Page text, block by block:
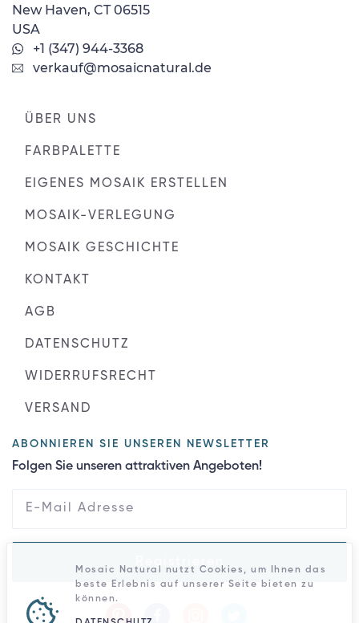
New Haven, CT 06515
USA
+1 (347) 944-3368
verkauf@mosaicnatural.de
ÜBER UNS
FARBPALETTE
EIGENES MOSAIK ERSTELLEN
MOSAIK-VERLEGUNG
MOSAIK GESCHICHTE
KONTAKT
AGB
DATENSCHUTZ
WIDERRUFSRECHT
VERSAND
ABONNIEREN SIE UNSEREN NEWSLETTER
Folgen Sie unseren attraktiven Angeboten!
Mosaic Natural nutzt Cookies, um Ihnen das
beste Erlebnis auf unserer Seite bieten zu
können.